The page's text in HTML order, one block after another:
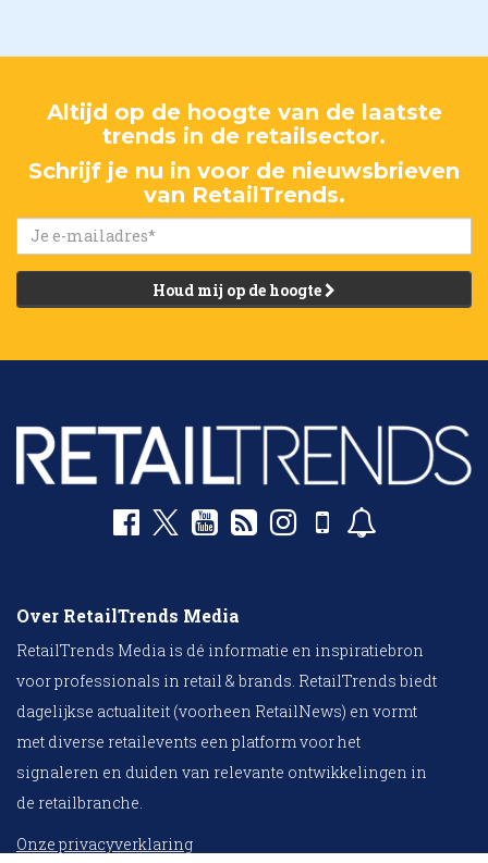
Altijd op de hoogte van de laatste
trends in de retailsector.
Schrijf je nu in voor de nieuwsbrieven
van RetailTrends.
Houd mij op de hoogte
Over RetailTrends Media
RetailTrends Media is dé informatie en inspiratiebron
voor professionals in retail & brands. RetailTrends biedt
dagelijkse actualiteit (voorheen RetailNews) en vormt
met diverse retailevents een platform voor het
signaleren en duiden van relevante ontwikkelingen in
de retailbranche.
Onze privacyverklaring